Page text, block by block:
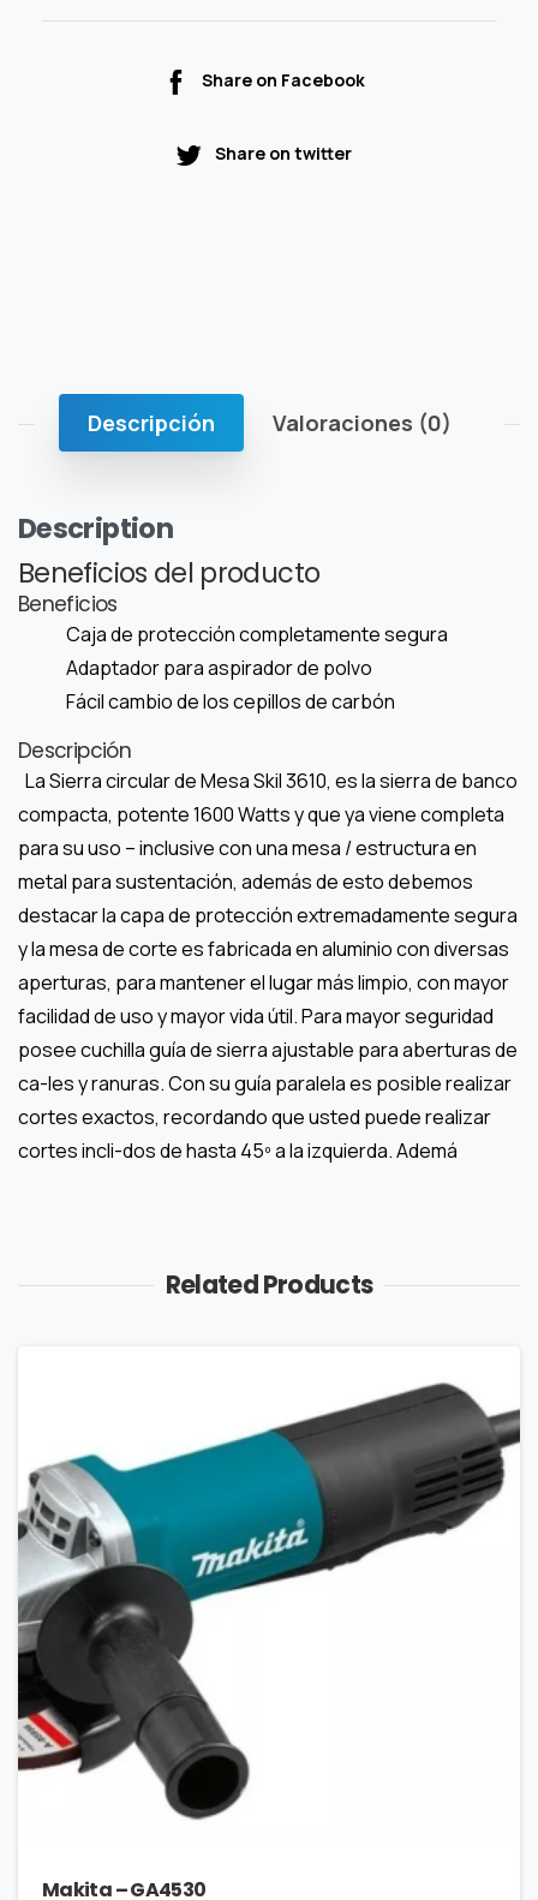
Share on Facebook
Share on twitter
Descripción Valoraciones (0)
Description
Beneficios del producto
Beneficios
Caja de protección completamente segura
Adaptador para aspirador de polvo
Fácil cambio de los cepillos de carbón
Descripción
La Sierra circular de Mesa Skil 3610, es la sierra de banco
compacta, potente 1600 Watts y que ya viene completa
para su uso – inclusive con una mesa / estructura en
metal para sustentación, además de esto debemos
destacar la capa de protección extremadamente segura
y la mesa de corte es fabricada en aluminio con diversas
aperturas, para mantener el lugar más limpio, con mayor
facilidad de uso y mayor vida útil. Para mayor seguridad
posee cuchilla guía de sierra ajustable para aberturas de
ca-les y ranuras. Con su guía paralela es posible realizar
cortes exactos, recordando que usted puede realizar
cortes incli-dos de hasta 45º a la izquierda. Ademá
Related Products
Makita – GA4530